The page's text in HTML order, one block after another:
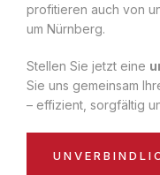
profitieren auch von
um Nürnberg.
Stellen Sie jetzt eine
Sie uns gemeinsam
– effizient, sorgfältig